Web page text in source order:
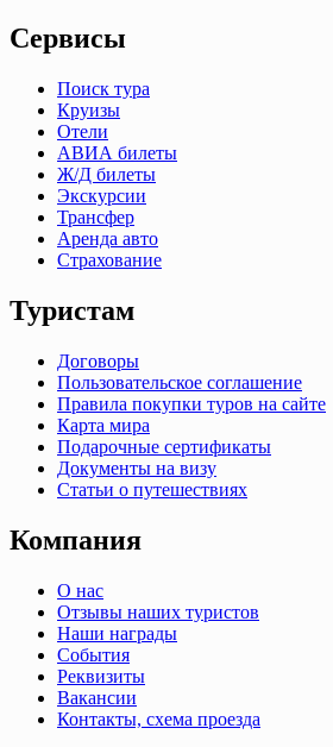
Сервисы
Поиск тура
Круизы
Отели
АВИА билеты
Ж/Д билеты
Экскурсии
Трансфер
Аренда авто
Страхование
Туристам
Договоры
Пользовательское соглашение
Правила покупки туров на сайте
Карта мира
Подарочные сертификаты
Документы на визу
Статьи о путешествиях
Компания
О нас
Отзывы наших туристов
Наши награды
События
Реквизиты
Вакансии
Контакты, схема проезда